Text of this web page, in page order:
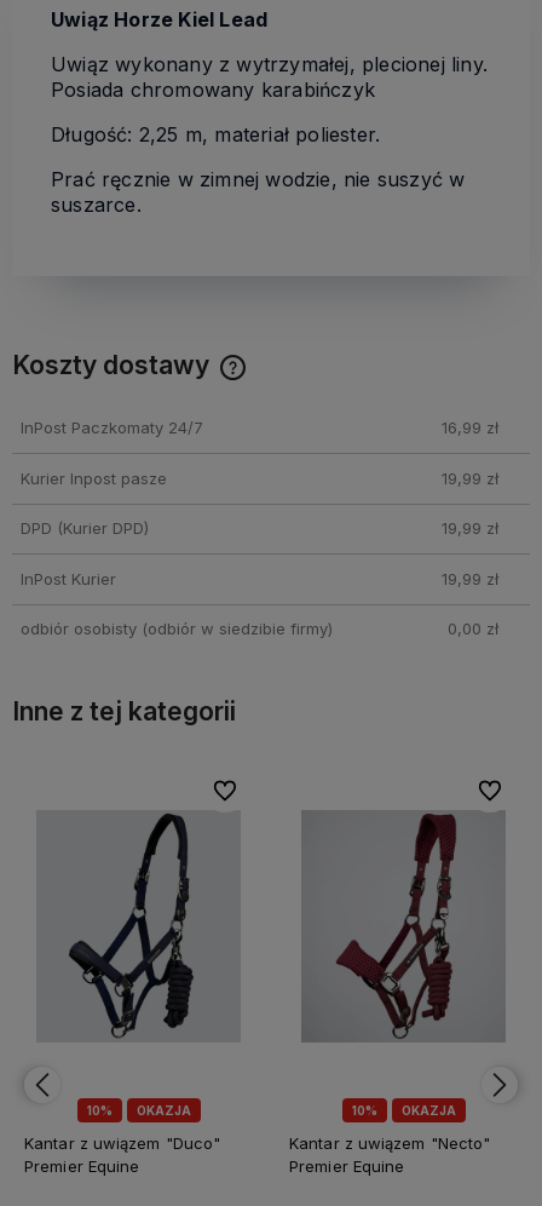
Uwiąz Horze Kiel Lead
Uwiąz wykonany z wytrzymałej, plecionej liny.
Posiada chromowany karabińczyk
Długość: 2,25 m, materiał poliester.
Prać ręcznie w zimnej wodzie, nie suszyć w
suszarce.
Koszty dostawy
InPost Paczkomaty 24/7 16,99 zł
Kurier Inpost pasze 19,99 zł
DPD (Kurier DPD) 19,99 zł
InPost Kurier 19,99 zł
odbiór osobisty(odbiór w siedzibie firmy) 0,00 zł
Inne z tej kategorii
10% OKAZJA
Kantar z uwiązem "Duco"
Premier Equine
Do ulubionych
Do ulubionych
10% OKAZJA
Kantar z uwiązem "Necto"
Premier Equine
Do
Do